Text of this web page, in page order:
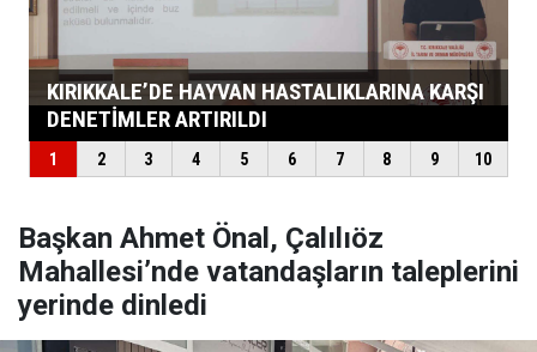
Başkan Ahmet Önal, Çalılıöz
Mahallesi’nde vatandaşların taleplerini
yerinde dinledi